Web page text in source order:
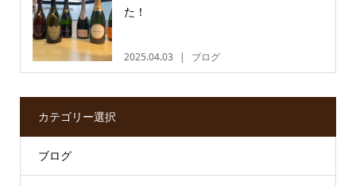
た！
2025.04.03 ブログ
カテゴリー選択
ブログ